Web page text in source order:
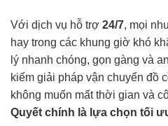
Với dịch vụ hỗ trợ 24/7, mọi
hay trong các khung giờ khó
lý nhanh chóng, gọn gàng và
kiếm giải pháp vận chuyển đồ
không muốn mất thời gian và
Quyết chính là lựa chọn tối